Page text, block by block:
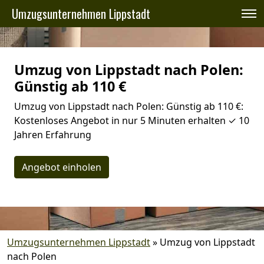
Umzugsunternehmen Lippstadt
Umzug von Lippstadt nach Polen:
Günstig ab 110 €
Umzug von Lippstadt nach Polen: Günstig ab 110 €:
Kostenloses Angebot in nur 5 Minuten erhalten ✓ 10
Jahren Erfahrung
Angebot einholen
Umzugsunternehmen Lippstadt» Umzug von Lippstadt
nach Polen